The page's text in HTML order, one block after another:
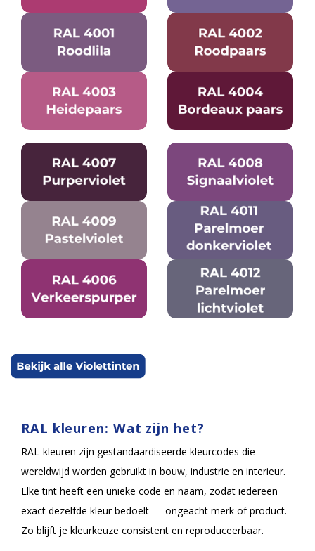
RAL kleuren: Wat zijn het?
RAL-kleuren zijn gestandaardiseerde kleurcodes die
wereldwijd worden gebruikt in bouw, industrie en interieur.
Elke tint heeft een unieke code en naam, zodat iedereen
exact dezelfde kleur bedoelt — ongeacht merk of product.
Zo blijft je kleurkeuze consistent en reproduceerbaar.